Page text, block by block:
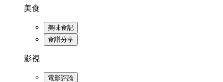
美食
美味食記
食譜分享
影視
電影評論